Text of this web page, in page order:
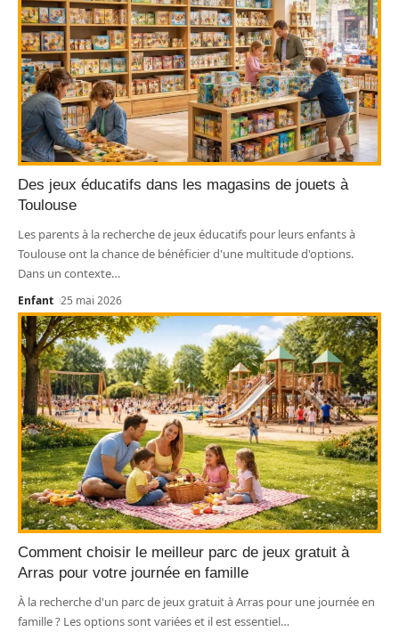
Des jeux éducatifs dans les magasins de jouets à
Toulouse
Les parents à la recherche de jeux éducatifs pour leurs enfants à
Toulouse ont la chance de bénéficier d'une multitude d'options.
Dans un contexte…
Enfant 25 mai 2026
Comment choisir le meilleur parc de jeux gratuit à
Arras pour votre journée en famille
À la recherche d'un parc de jeux gratuit à Arras pour une journée en
famille ? Les options sont variées et il est essentiel…